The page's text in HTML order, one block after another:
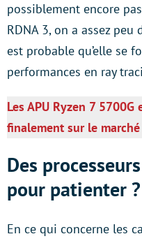
possiblement encore
RDNA 3, on a assez
est probable qu’elle se
performances en ray
Les APU Ryzen 7
finalement sur le
Des
pour patienter ?
En ce qui concerne les